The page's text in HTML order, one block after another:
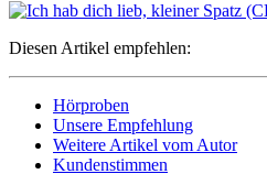
Diesen Artikel empfehlen:
Hörproben
Unsere Empfehlung
Weitere Artikel vom Autor
Kundenstimmen